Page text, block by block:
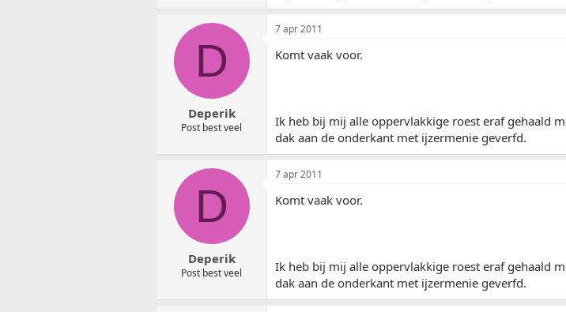
D
Deperik
Post best veel
7 apr 2011
Komt vaak voor.
Ik heb bij mij alle oppervlakkige roest eraf gehaald
dak aan de onderkant met ijzermenie geverfd.
D
Deperik
Post best veel
7 apr 2011
Komt vaak voor.
Ik heb bij mij alle oppervlakkige roest eraf gehaald
dak aan de onderkant met ijzermenie geverfd.